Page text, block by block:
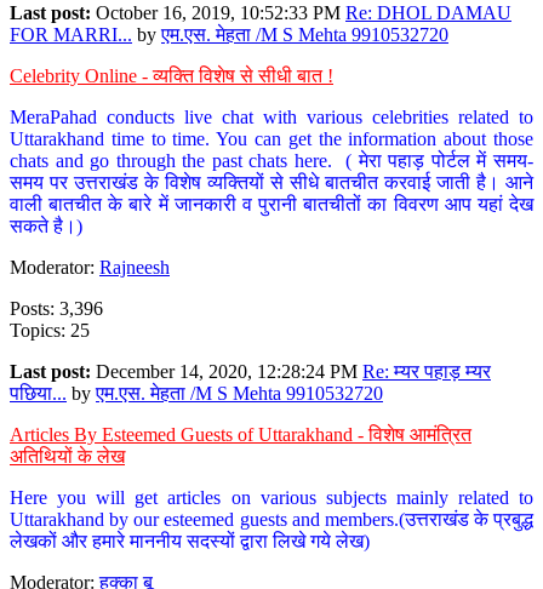
Last post: October 16, 2019, 10:52:33 PM Re: DHOL DAMAU
FOR MARRI... byएम.एस. मेहता /M S Mehta 9910532720
Celebrity Online - व्यक्ति विशेष से सीधी बात !
MeraPahad conducts live chat with various celebrities related to
Uttarakhand time to time. You can get the information about those
chats and go through the past chats here. ( मेरा पहाड़ पोर्टल में समय-
समय पर उत्तराखंड के विशेष व्यक्तियों से सीधे बातचीत करवाई जाती है। आने
वाली बातचीत के बारे में जानकारी व पुरानी बातचीतों का विवरण आप यहां देख
सकते है।)
Moderator: Rajneesh
Posts: 3,396
Topics: 25
Last post: December 14, 2020, 12:28:24 PM Re: म्यर पहाड़ म्यर
पछिया... byएम.एस. मेहता /M S Mehta 9910532720
Articles By Esteemed Guests of Uttarakhand - विशेष आमंत्रित
अतिथियों के लेख
Here you will get articles on various subjects mainly related to
Uttarakhand by our esteemed guests and members.(उत्तराखंड के प्रबुद्ध
लेखकों और हमारे माननीय सदस्यों द्वारा लिखे गये लेख)
Moderator:हुक्का बू